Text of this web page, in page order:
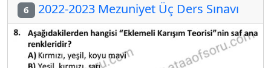
6 2022-2023 Mezuniyet Üç Ders Sınavı